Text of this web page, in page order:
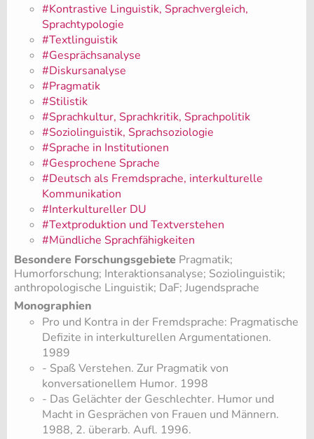
#Kontrastive Linguistik, Sprachvergleich,
Sprachtypologie
#Textlinguistik
#Gesprächsanalyse
#Diskursanalyse
#Pragmatik
#Stilistik
#Sprachkultur, Sprachkritik, Sprachpolitik
#Soziolinguistik, Sprachsoziologie
#Sprache in Institutionen
#Gesprochene Sprache
#Deutsch als Fremdsprache, interkulturelle
Kommunikation
#Interkultureller DU
#Textproduktion und Textverstehen
#Mündliche Sprachfähigkeiten
Besondere Forschungsgebiete Pragmatik;
Humorforschung; Interaktionsanalyse; Soziolinguistik;
anthropologische Linguistik; DaF; Jugendsprache
Monographien
Pro und Kontra in der Fremdsprache: Pragmatische
Defizite in interkulturellen Argumentationen.
1989
- Spaß Verstehen. Zur Pragmatik von
konversationellem Humor. 1998
- Das Gelächter der Geschlechter. Humor und
Macht in Gesprächen von Frauen und Männern.
1988, 2. überarb. Aufl. 1996.